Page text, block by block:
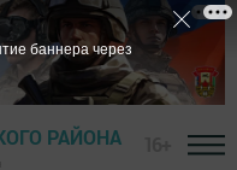
РАЙОНА
баннера через